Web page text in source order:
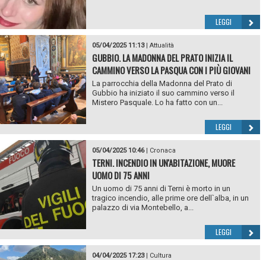
LEGGI
05/04/2025 11:13| Attualità
GUBBIO. LA MADONNA DEL PRATO INIZIA IL
CAMMINO VERSO LA PASQUA CON I PIÙ GIOVANI
La parrocchia della Madonna del Prato di
Gubbio ha iniziato il suo cammino verso il
Mistero Pasquale. Lo ha fatto con un...
LEGGI
05/04/2025 10:46| Cronaca
TERNI. INCENDIO IN UN'ABITAZIONE, MUORE
UOMO DI 75 ANNI
Un uomo di 75 anni di Terni è morto in un
tragico incendio, alle prime ore dell`alba, in un
palazzo di via Montebello, a...
LEGGI
04/04/2025 17:23| Cultura